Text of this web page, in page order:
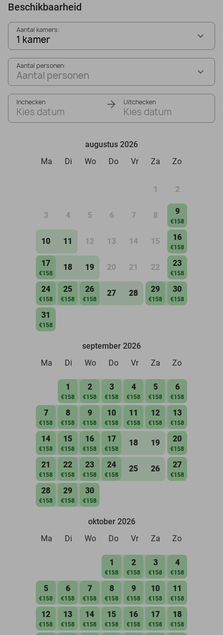
Beschikbaarheid
Aantal kamers:
1 kamer
Aantal personen:
Aantal personen
Inchecken
Kies datum
Uitchecken
Kies datum
augustus 2026
Ma
Di Wo Do Vr Za Zo
1 2
3 4 5 6 7 8 9
€158
10 11 12 13 14 15 16
€158
17
€158
18 19 20 21 22 23
€158
24
€158
25
€158
26
€158
27 28 29
€158
30
€158
31
€158
september 2026
Ma
Di Wo Do Vr Za Zo
1
€158
2
€158
3
€158
4
€158
5
€158
6
€158
7
€158
8
€158
9
€158
10
€158
11
€158
12
€158
13
€158
14
€158
15
€158
16
€158
17
€158
18 19 20
€158
21
€158
22
€158
23
€158
24
€158
25 26 27
€158
28
€158
29
€158
30
€158
oktober 2026
Ma
Di Wo Do Vr Za Zo
1
€158
2
€158
3
€158
4
€158
5
€158
6
€158
7
€158
8
€158
9
€158
10
€158
11
€158
12
€158
13
€158
14
€158
15
€158
16
€158
17
€158
18
€158